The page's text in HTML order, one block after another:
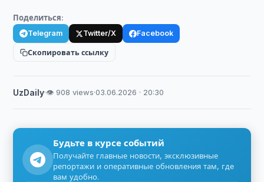
Поделиться:
Telegram Twitter/X Facebook
Скопировать ссылку
UzDaily·👁 908 views·03.06.2026 · 20:30
Будьте в курсе событий
Получайте главные новости, эксклюзивные
репортажи и оперативные обновления там, где
вам удобно.